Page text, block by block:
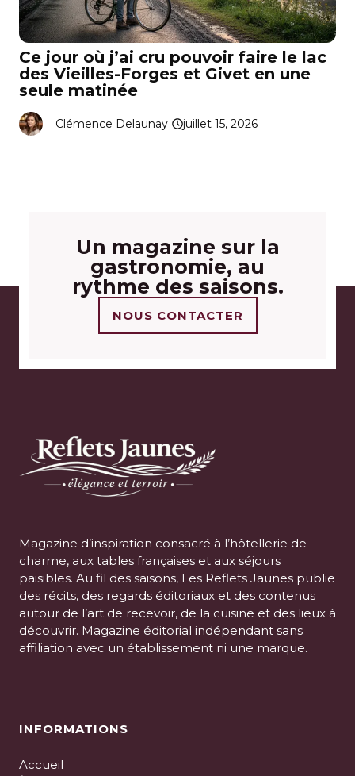
Ce jour où j’ai cru pouvoir faire le lac
des Vieilles-Forges et Givet en une
seule matinée
Clémence Delaunay juillet 15, 2026
Un magazine sur la
gastronomie, au
rythme des saisons.
NOUS CONTACTER
Magazine d’inspiration consacré à l’hôtellerie de
charme, aux tables françaises et aux séjours
paisibles. Au fil des saisons, Les Reflets Jaunes publie
des récits, des regards éditoriaux et des contenus
autour de l’art de recevoir, de la cuisine et des lieux à
découvrir. Magazine éditorial indépendant sans
affiliation avec un établissement ni une marque.
INFORMATIONS
Accueil